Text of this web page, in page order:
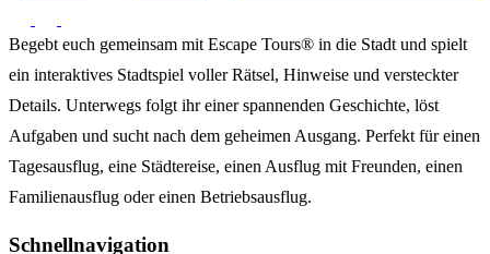
Begebt euch gemeinsam mit Escape Tours® in die Stadt und spielt
ein interaktives Stadtspiel voller Rätsel, Hinweise und versteckter
Details. Unterwegs folgt ihr einer spannenden Geschichte, löst
Aufgaben und sucht nach dem geheimen Ausgang. Perfekt für einen
Tagesausflug, eine Städtereise, einen Ausflug mit Freunden, einen
Familienausflug oder einen Betriebsausflug.
Schnellnavigation